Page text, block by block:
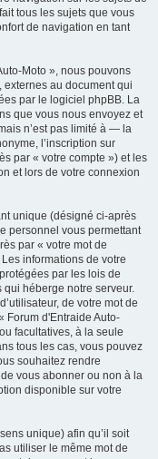
tous les sujets que vous
de navigation en tant
Moto », nous pouvons
au document qui
par le logiciel phpBB. La
que vous nous envoyez et
n’est pas limité à — la
l’inscription sur
par « votre compte ») et les
et lors de votre connexion
unique (désigné ci-après
personnel vous permettant
par « votre mot de
informations de votre
par les lois de
héberge notre serveur.
de votre mot de
Forum d'Entraide Auto-
facultatives, à la seule
tous les cas, vous pouvez
souhaitez rendre
vous abonner ou non à la
disponible sur votre
unique) afin qu’il soit
utiliser le même mot de